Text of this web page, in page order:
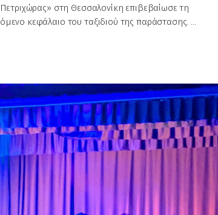
στη Θεσσαλονίκη επιβεβαίωσε τη
κεφάλαιο του ταξιδιού της παράστασης.